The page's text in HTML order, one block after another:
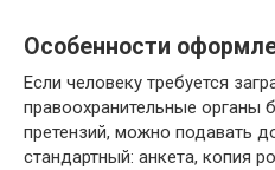
Особенности
Если человеку требуется
правоохранительные органы
претензий, можно подавать
стандартный: анкета, копия